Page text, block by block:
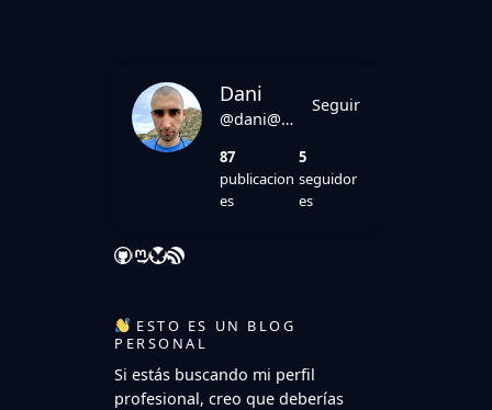
Dani
@dani@danirod.es
Seguir
87
publicacion
es
5
seguidor
es
GitHub Mastodon Bluesky Feed RSS
ESTO ES UN BLOG
PERSONAL
Si estás buscando mi perfil
profesional, creo que deberías